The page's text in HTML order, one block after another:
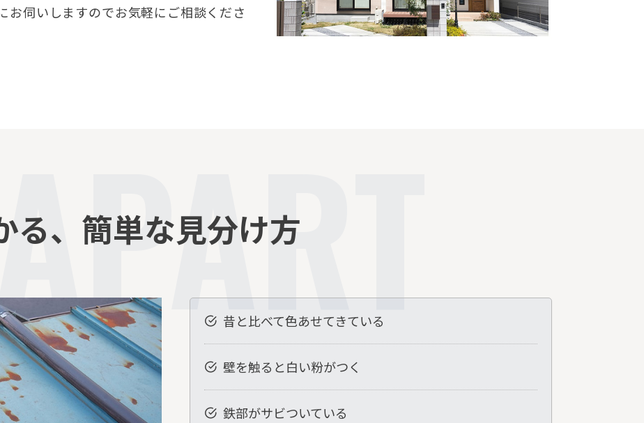
お伺いしますのでお気軽にご相談くださ
る、簡単な見分け方
昔と比べて色あせてきている
壁を触ると白い粉がつく
鉄部がサビついている